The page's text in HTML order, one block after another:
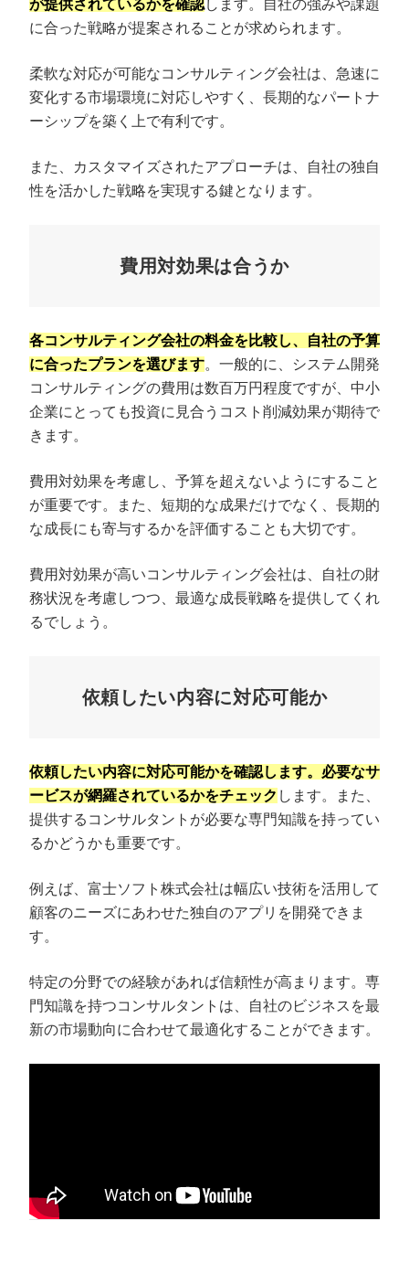
が提供されているかを確認します。自社の強みや課題
に合った戦略が提案されることが求められます。
柔軟な対応が可能なコンサルティング会社は、急速に
変化する市場環境に対応しやすく、長期的なパートナ
ーシップを築く上で有利です。
また、カスタマイズされたアプローチは、自社の独自
性を活かした戦略を実現する鍵となります。
費用対効果は合うか
各コンサルティング会社の料金を比較し、自社の予算
に合ったプランを選びます。一般的に、システム開発
コンサルティングの費用は数百万円程度ですが、中小
企業にとっても投資に見合うコスト削減効果が期待で
きます。
費用対効果を考慮し、予算を超えないようにすること
が重要です。また、短期的な成果だけでなく、長期的
な成長にも寄与するかを評価することも大切です。
費用対効果が高いコンサルティング会社は、自社の財
務状況を考慮しつつ、最適な成長戦略を提供してくれ
るでしょう。
依頼したい内容に対応可能か
依頼したい内容に対応可能かを確認します。必要なサ
ービスが網羅されているかをチェック します。また、
提供するコンサルタントが必要な専門知識を持ってい
るかどうかも重要です。
例えば、富士ソフト株式会社は幅広い技術を活用して
顧客のニーズにあわせた独自のアプリを開発できま
す。
特定の分野での経験があれば信頼性が高まります。専
門知識を持つコンサルタントは、自社のビジネスを最
新の市場動向に合わせて最適化することができます。